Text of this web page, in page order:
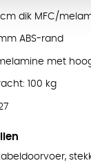
dik MFC/
ABS-rand
met
100 kg